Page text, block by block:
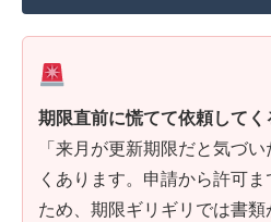
期限直前に慌てて依頼してく
「来月が更新期限だと気づ
くあります。申請から許可
ため、期限ギリギリでは書